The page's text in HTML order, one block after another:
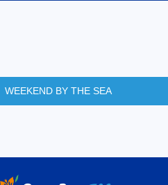
WEEKEND BY THE SEA